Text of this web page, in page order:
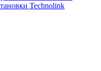
Technolink